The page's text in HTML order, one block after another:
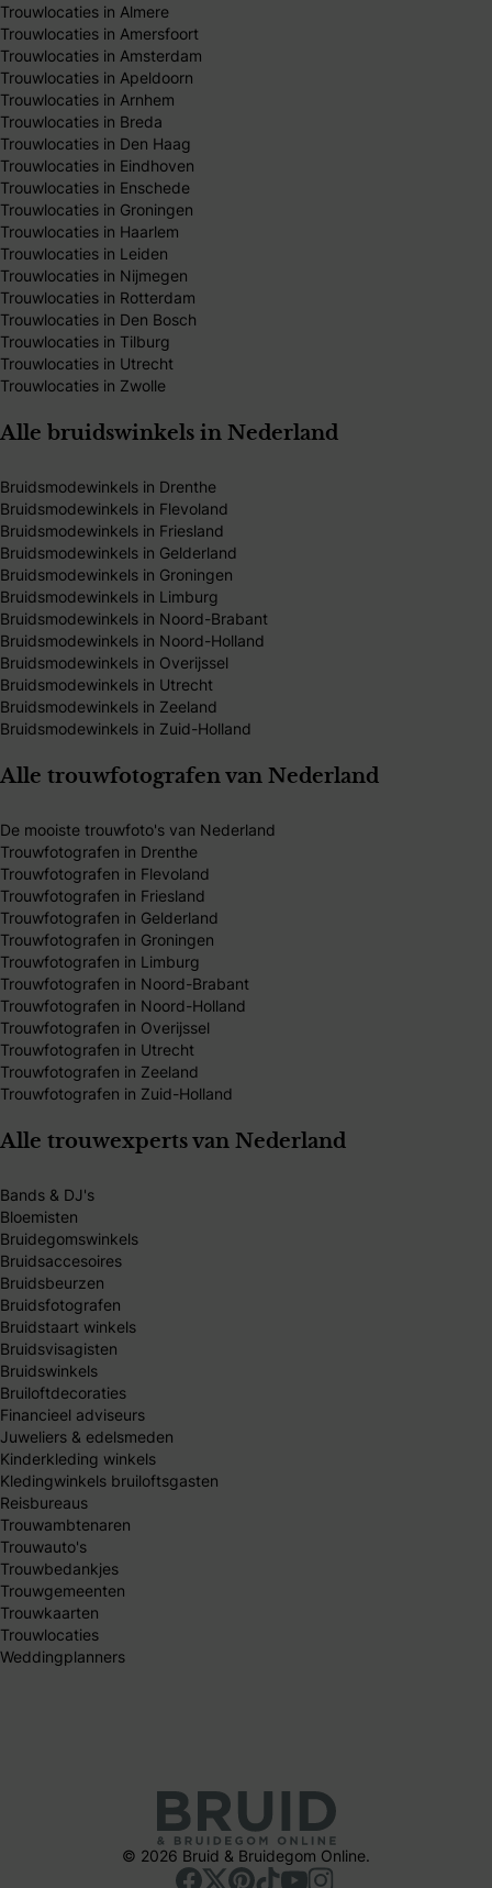
Trouwlocaties in Almere
Trouwlocaties in Amersfoort
Trouwlocaties in Amsterdam
Trouwlocaties in Apeldoorn
Trouwlocaties in Arnhem
Trouwlocaties in Breda
Trouwlocaties in Den Haag
Trouwlocaties in Eindhoven
Trouwlocaties in Enschede
Trouwlocaties in Groningen
Trouwlocaties in Haarlem
Trouwlocaties in Leiden
Trouwlocaties in Nijmegen
Trouwlocaties in Rotterdam
Trouwlocaties in Den Bosch
Trouwlocaties in Tilburg
Trouwlocaties in Utrecht
Trouwlocaties in Zwolle
Alle bruidswinkels in Nederland
Bruidsmodewinkels in Drenthe
Bruidsmodewinkels in Flevoland
Bruidsmodewinkels in Friesland
Bruidsmodewinkels in Gelderland
Bruidsmodewinkels in Groningen
Bruidsmodewinkels in Limburg
Bruidsmodewinkels in Noord-Brabant
Bruidsmodewinkels in Noord-Holland
Bruidsmodewinkels in Overijssel
Bruidsmodewinkels in Utrecht
Bruidsmodewinkels in Zeeland
Bruidsmodewinkels in Zuid-Holland
Alle trouwfotografen van Nederland
De mooiste trouwfoto's van Nederland
Trouwfotografen in Drenthe
Trouwfotografen in Flevoland
Trouwfotografen in Friesland
Trouwfotografen in Gelderland
Trouwfotografen in Groningen
Trouwfotografen in Limburg
Trouwfotografen in Noord-Brabant
Trouwfotografen in Noord-Holland
Trouwfotografen in Overijssel
Trouwfotografen in Utrecht
Trouwfotografen in Zeeland
Trouwfotografen in Zuid-Holland
Alle trouwexperts van Nederland
Bands & DJ's
Bloemisten
Bruidegomswinkels
Bruidsaccesoires
Bruidsbeurzen
Bruidsfotografen
Bruidstaart winkels
Bruidsvisagisten
Bruidswinkels
Bruiloftdecoraties
Financieel adviseurs
Juweliers & edelsmeden
Kinderkleding winkels
Kledingwinkels bruiloftsgasten
Reisbureaus
Trouwambtenaren
Trouwauto's
Trouwbedankjes
Trouwgemeenten
Trouwkaarten
Trouwlocaties
Weddingplanners
© 2026 Bruid & Bruidegom Online.